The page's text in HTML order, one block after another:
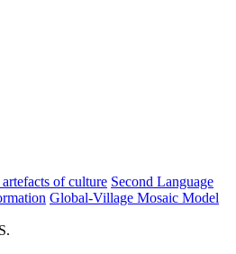
of culture Second Language
Global-Village Mosaic Model